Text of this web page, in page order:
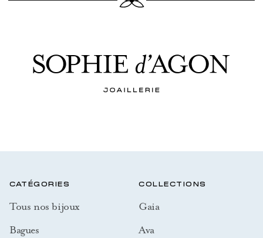
CATÉGORIES
Tous nos bijoux
Bagues
COLLECTIONS
Gaia
Ava